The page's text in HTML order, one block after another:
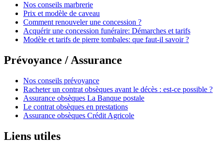
Nos conseils marbrerie
Prix et modèle de caveau
Comment renouveler une concession ?
Acquérir une concession funéraire: Démarches et tarifs
Modèle et tarifs de pierre tombales: que faut-il savoir ?
Prévoyance / Assurance
Nos conseils prévoyance
Racheter un contrat obsèques avant le décès : est-ce possible ?
Assurance obsèques La Banque postale
Le contrat obsèques en prestations
Assurance obsèques Crédit Agricole
Liens utiles